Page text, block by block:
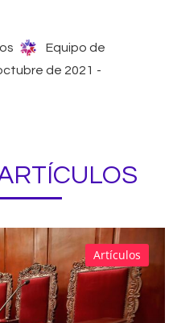
Equipo de
de 2021 -
Artículos